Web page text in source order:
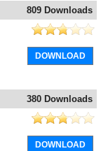
809 Downloads
DOWNLOAD
380 Downloads
DOWNLOAD